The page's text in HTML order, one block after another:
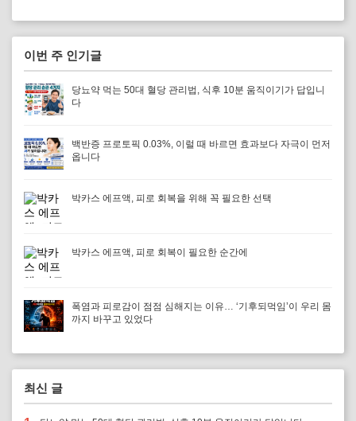
이번 주 인기글
당뇨약 먹는 50대 혈당 관리법, 식후 10분 움직이기가 답입니
다
백반증 프로토픽 0.03%, 이럴 때 바르면 효과보다 자극이 먼저
옵니다
박카스 에프액, 피로 회복을 위해 꼭 필요한 선택
박카스 에프액, 피로 회복이 필요한 순간에
폭염과 피로감이 점점 심해지는 이유… ‘기후되먹임’이 우리 몸
까지 바꾸고 있었다
최신 글